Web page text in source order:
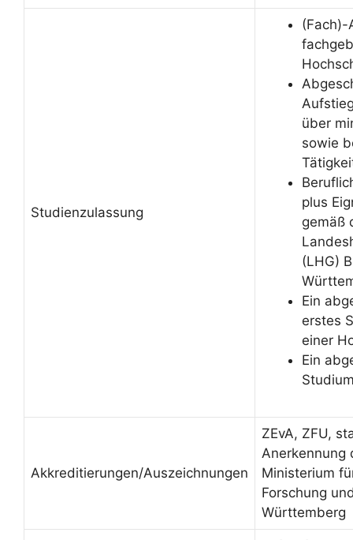
Studienzulassung
(Fach)-
über
sowie
plus
gemäß
(LHG)
Ein
erstes
einer
Ein
Akkreditierungen/Auszeichnungen
ZEvA, ZFU,
Anerkennung
Ministerium
Forschung
Württemberg